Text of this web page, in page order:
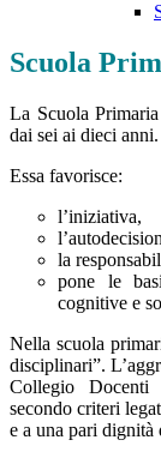
Scuola
La Scuola
dai sei ai dieci anni.
Essa favorisce:
l’iniziativa,
la
pone le
cognitive e
Nella scuola
disciplinari”.
Collegio Docenti
secondo criteri
e a una pari dignità